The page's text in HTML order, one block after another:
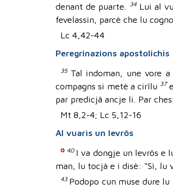
denant de puarte. 34 Lui al
fevelassin, parcè che lu
Lc 4,42-44
Peregrinazions apostolichis
35 Tal indoman, une vore
compagns si metè a cirîlu 37
par predicjâ ancje li. Par
Mt 8,2-4; Lc 5,12-16
Al vuarìs un levrôs
40 I va dongje un levrôs e
man, lu tocjà e i disè: “Sì, lu
43 Podopo cun muse dure